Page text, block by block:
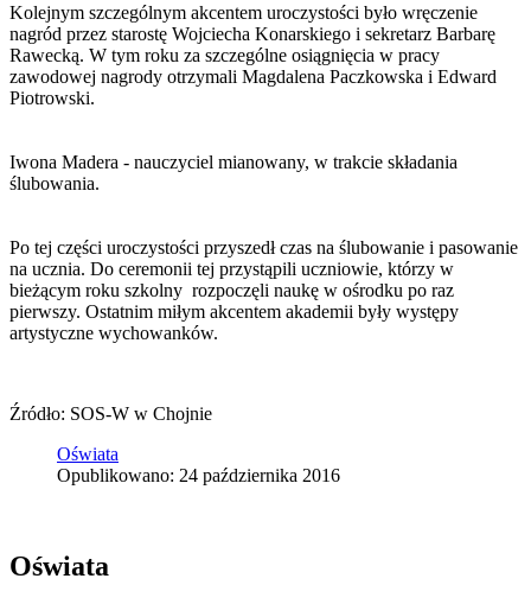
Kolejnym szczególnym akcentem uroczystości było wręczenie
nagród przez starostę Wojciecha Konarskiego i sekretarz Barbarę
Rawecką. W tym roku za szczególne osiągnięcia w pracy
zawodowej nagrody otrzymali Magdalena Paczkowska i Edward
Piotrowski.
Iwona Madera - nauczyciel mianowany, w trakcie składania
ślubowania.
Po tej części uroczystości przyszedł czas na ślubowanie i pasowanie
na ucznia. Do ceremonii tej przystąpili uczniowie, którzy w
bieżącym roku szkolny rozpoczęli naukę w ośrodku po raz
pierwszy. Ostatnim miłym akcentem akademii były występy
artystyczne wychowanków.
Źródło: SOS-W w Chojnie
Oświata
Opublikowano: 24 października 2016
Oświata